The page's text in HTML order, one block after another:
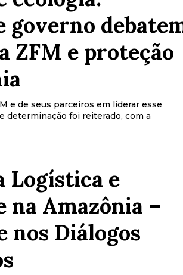
governo
ZFM e proteção
e de seus parceiros em liderar esse
determinação foi reiterado, com a
Logística e
na Amazônia –
nos Diálogos